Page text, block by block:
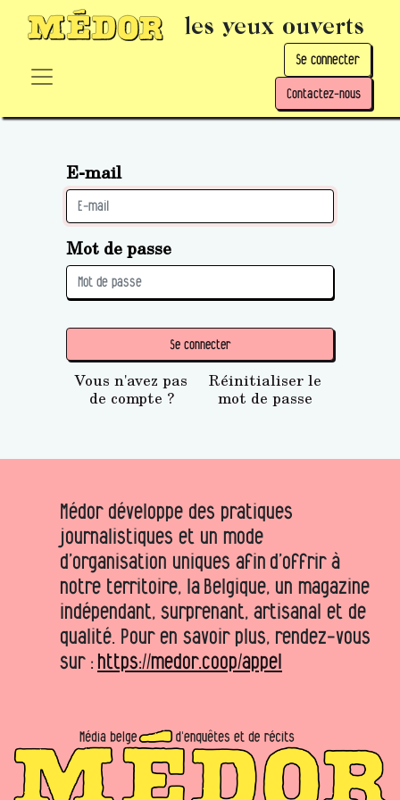
les yeux ouverts
Se connecter
Contactez-nous
E-mail
Mot de passe
Se connecter
Vous n'avez pas
de compte ?
Réinitialiser le
mot de passe
Médor développe des pratiques
journalistiques et un mode
d’organisation uniques afin d’offrir à
notre territoire, la Belgique, un magazine
indépendant, surprenant, artisanal et de
qualité. Pour en savoir plus, rendez-vous
sur : https://medor.coop/appel